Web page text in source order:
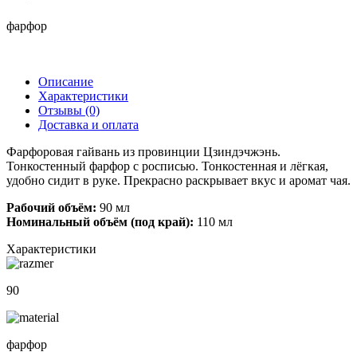
фарфор
Описание
Характеристики
Отзывы (0)
Доставка и оплата
Фарфоровая гайвань из провинции Цзиндэчжэнь.
Тонкостенный фарфор с росписью. Тонкостенная и лёгкая,
удобно сидит в руке. Прекрасно раскрывает вкус и аромат чая.
Рабочий объём: 90 мл
Номинальный объём (под край): 110 мл
Характеристики
90
фарфор